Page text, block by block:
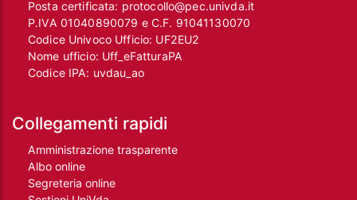
Posta certificata: protocollo@pec.univda.it
P.IVA 01040890079 e C.F. 91041130070
Codice Univoco Ufficio: UF2EU2
Nome ufficio: Uff_eFatturaPA
Codice IPA: uvdau_ao
Collegamenti rapidi
Amministrazione trasparente
Albo online
Segreteria online